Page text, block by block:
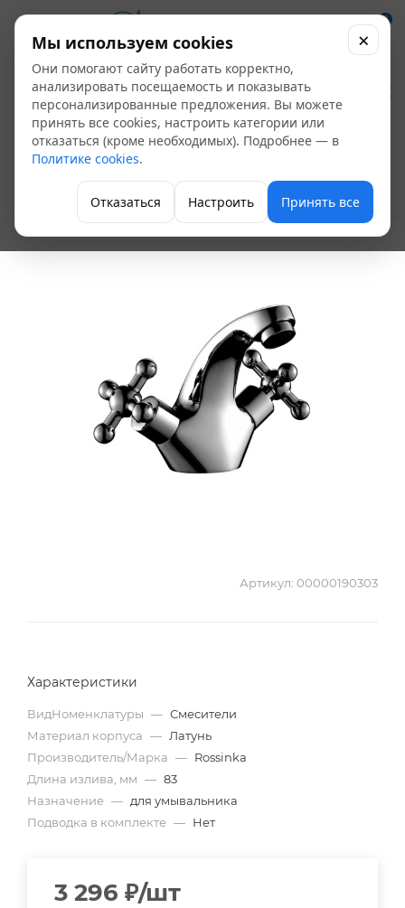
0
Смеситель для
раковины Rossinka
G02-61 к/затвор
Двухвентильные
Артикул: 00000190303
Характеристики
ВидНоменклатуры — Смесители
Материал корпуса — Латунь
Производитель/Марка — Rossinka
Длина излива, мм — 83
Назначение — для умывальника
Подводка в комплекте — Нет
3 296 ₽/шт
Мы используем cookies
Они помогают сайту работать корректно,
анализировать посещаемость и показывать
персонализированные предложения. Вы можете
принять все cookies, настроить категории или
отказаться (кроме необходимых). Подробнее — в
Политике cookies.
Отказаться Настроить Принять все
×